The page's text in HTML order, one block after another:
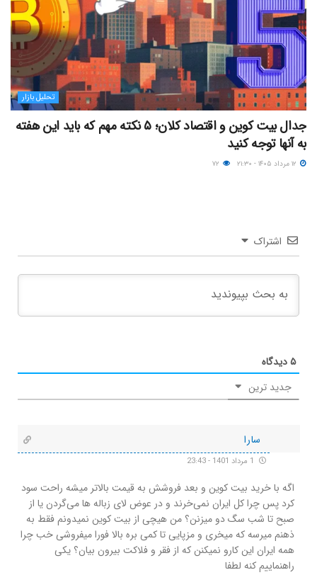
تحلیل بازار
جدال بیت کوین و اقتصاد کلان؛ ۵ نکته مهم که باید این هفته
به آنها توجه کنید
اشتراک
۵دیدگاه
جدید ترین
سارا
اگه با خرید بیت کوین و بعد فروشش به قیمت بالاتر میشه راحت سود
کرد پس چرا کل ایران نمی‌خرند و در عوض لای زباله ها می‌گردن یا از
صبح تا شب سگ دو میزنن؟ من هیچی از بیت کوین نمیدونم فقط به
ذهنم میرسه که میخری و مزپایی تا کمی بره بالا فورا میفروشی خب چرا
همه ایران این کارو نمیکنن که از فقر و فلاکت بیرون بیان؟ یکی
راهنماییم کنه لطفا